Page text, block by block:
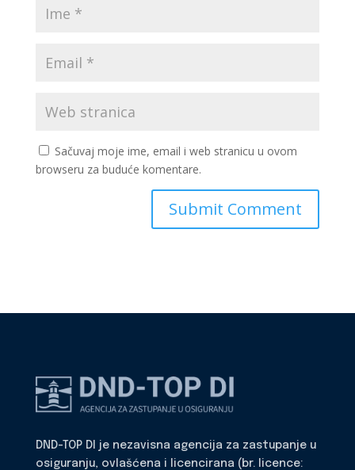
Sačuvaj moje ime, email i web stranicu u ovom
browseru za buduće komentare.
DND-TOP DI je nezavisna agencija za zastupanje u
osiguranju, ovlašćena i licencirana (br. licence: